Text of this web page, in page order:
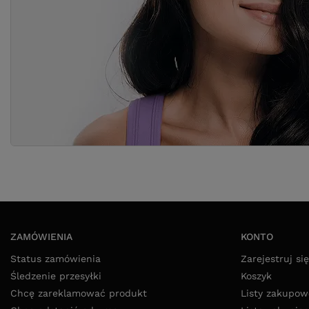
ZAMÓWIENIA
Status zamówienia
Śledzenie przesyłki
Chcę zareklamować produkt
KONTO
Zarejestruj się
Koszyk
Listy